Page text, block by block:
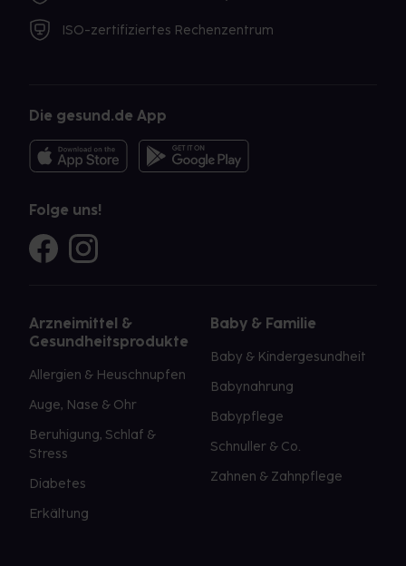
ISO-zertifiziertes Rechenzentrum
Die gesund.de App
Folge uns!
Arzneimittel &
Gesundheitsprodukte
Allergien & Heuschnupfen
Auge, Nase & Ohr
Beruhigung, Schlaf &
Stress
Diabetes
Erkältung
Baby & Familie
Baby & Kindergesundheit
Babynahrung
Babypflege
Schnuller & Co.
Zahnen & Zahnpflege